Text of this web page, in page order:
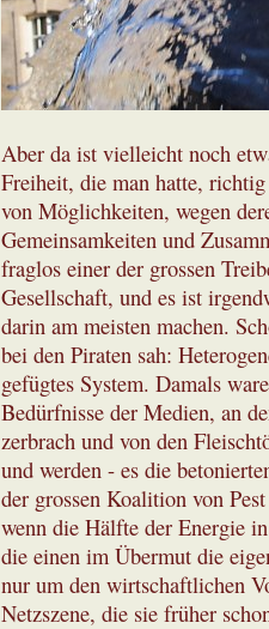
Aber da ist vielleicht noch
Freiheit, die man hatte,
von Möglichkeiten, wegen
Gemeinsamkeiten und
fraglos einer der grossen
Gesellschaft, und es ist
darin am meisten machen.
bei den Piraten sah:
gefügtes System. Damals
Bedürfnisse der Medien, an
zerbrach und von den
und werden - es die
der grossen Koalition von
wenn die Hälfte der Energie
die einen im Übermut die
nur um den wirtschaftlichen
Netzszene, die sie früher